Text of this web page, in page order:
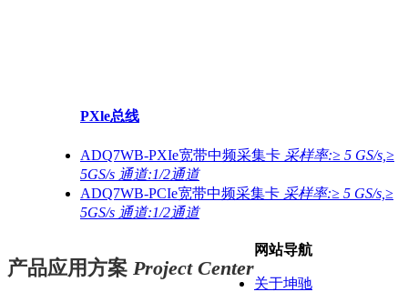
PXle总线
ADQ7WB-PXIe宽带中频采集卡 采样率:≥ 5 GS/s,≥
5GS/s 通道:1/2通道
ADQ7WB-PCIe宽带中频采集卡 采样率:≥ 5 GS/s,≥
5GS/s 通道:1/2通道
产品应用方案 Project Center
网站导航
关于坤驰